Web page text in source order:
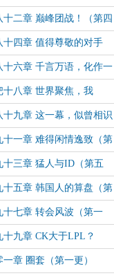
十二章 巅峰团战！（第四
十四章 值得尊敬的对手
）
十六章 千言万语，化作一
第八更！）
十八章 世界聚焦，我
军！（第十更！）
十九章 这一幕，似曾相识
十一章 难得闲情逸致（第
十三章 猛人与ID（第五
十五章 韩国人的算盘（第
十七章 转会风波（第一
十九章 CK大于LPL？
章 圈套（第一更）